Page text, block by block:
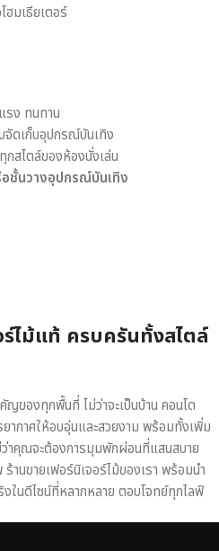
ฮมเธียเตอร์
รง ทนทาน
จัดเก็บอุปกรณ์บันเทิง
กสไตล์ของห้องนั่งเล่น
อชั้นวางอุปกรณ์บันเทิง
ร์ไม้แท้ ครบครันทั้งสไตล์
ญของทุกพื้นที่ ไม่ว่าจะเป็นบ้าน คอนโด
ากาศให้อบอุ่นและสวยงาม พร้อมทั้งเพิ่ม
ว่าคุณจะต้องการมุมพักผ่อนที่แสนสบาย
นขายเฟอร์นิเจอร์ไม้ของเรา พร้อมนำ
ในดีไซน์ที่หลากหลาย ตอบโจทย์ทุกไลฟ์